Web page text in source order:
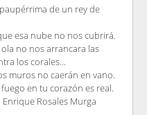
de un rey de
esa nube no nos cubrirá.
no nos arrancara las
los corales...
muros no caerán en vano.
en tu corazón es real.
Rosales Murga